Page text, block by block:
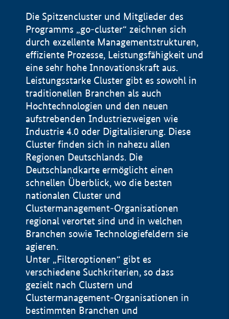
Die Spitzencluster und Mitglieder des
Programms „go-cluster“ zeichnen sich
durch exzellente Managementstrukturen,
effiziente Prozesse, Leistungsfähigkeit und
eine sehr hohe Innovationskraft aus.
Leistungsstarke Cluster gibt es sowohl in
traditionellen Branchen als auch
Hochtechnologien und den neuen
aufstrebenden Industriezweigen wie
Industrie 4.0 oder Digitalisierung. Diese
Cluster finden sich in nahezu allen
Regionen Deutschlands. Die
Deutschlandkarte ermöglicht einen
schnellen Überblick, wo die besten
nationalen Cluster und
Clustermanagement-Organisationen
regional verortet sind und in welchen
Branchen sowie Technologiefeldern sie
agieren.
Unter „Filteroptionen“ gibt es
verschiedene Suchkriterien, so dass
gezielt nach Clustern und
Clustermanagement-Organisationen in
bestimmten Branchen und
Impressum
Datenschutzerklärung
BMWE, 2026 ©
100 km © Geobasis-DE / BKG 2015